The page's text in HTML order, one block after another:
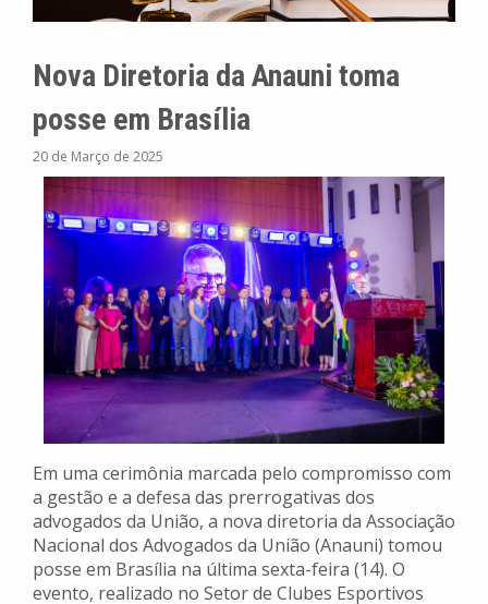
Nova Diretoria da Anauni toma
posse em Brasília
20 de Março de 2025
Em uma cerimônia marcada pelo compromisso com
a gestão e a defesa das prerrogativas dos
advogados da União, a nova diretoria da Associação
Nacional dos Advogados da União (Anauni) tomou
posse em Brasília na última sexta-feira (14). O
evento, realizado no Setor de Clubes Esportivos